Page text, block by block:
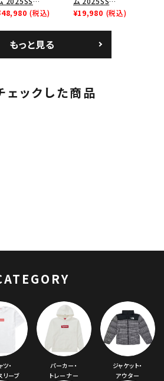
バックパッ
(税込)
Homerun Tee ホー
¥19,980 (税込)
もっと見る
ェックした商品
・
リーブ
パーカー・
トレーナー
ジャケット・
アウター